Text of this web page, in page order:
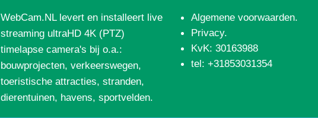
WebCam.NL levert en installeert live
streaming ultraHD 4K (PTZ)
timelapse camera's bij o.a.:
bouwprojecten, verkeerswegen,
toeristische attracties, stranden,
dierentuinen, havens, sportvelden.
Algemene voorwaarden.
Privacy.
KvK: 30163988
tel: +31853031354